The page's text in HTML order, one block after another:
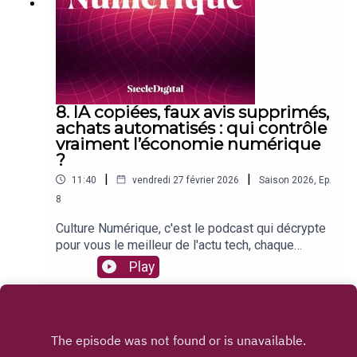
d'ordinateur : les coûts s'envolent chez HPLes
podcasts dépassent la radio aux Etats-Unis : un
basculement historique dans l'audioSuivez toute
abonnez-vous au podcast Culture Numérique
pour ne manquer aucun épisode !
8. IA copiées, faux avis supprimés,
achats automatisés : qui contrôle
vraiment l’économie numérique
?
11:40 | vendredi 27 février 2026 | Saison 2026, Ep.
8
Culture Numérique, c'est le podcast qui décrypte
pour vous le meilleur de l'actu tech, chaque
semaine ! Au programme de cet épisode
:Anthropic accuse des entreprises chinoises
comprendre ce que vous regardezTikTok génère
Play